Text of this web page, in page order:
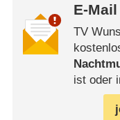
E-Mail
TV
ist oder